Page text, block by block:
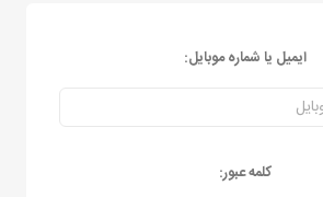
ایمیل یا شماره موبایل:
کلمه عبور: